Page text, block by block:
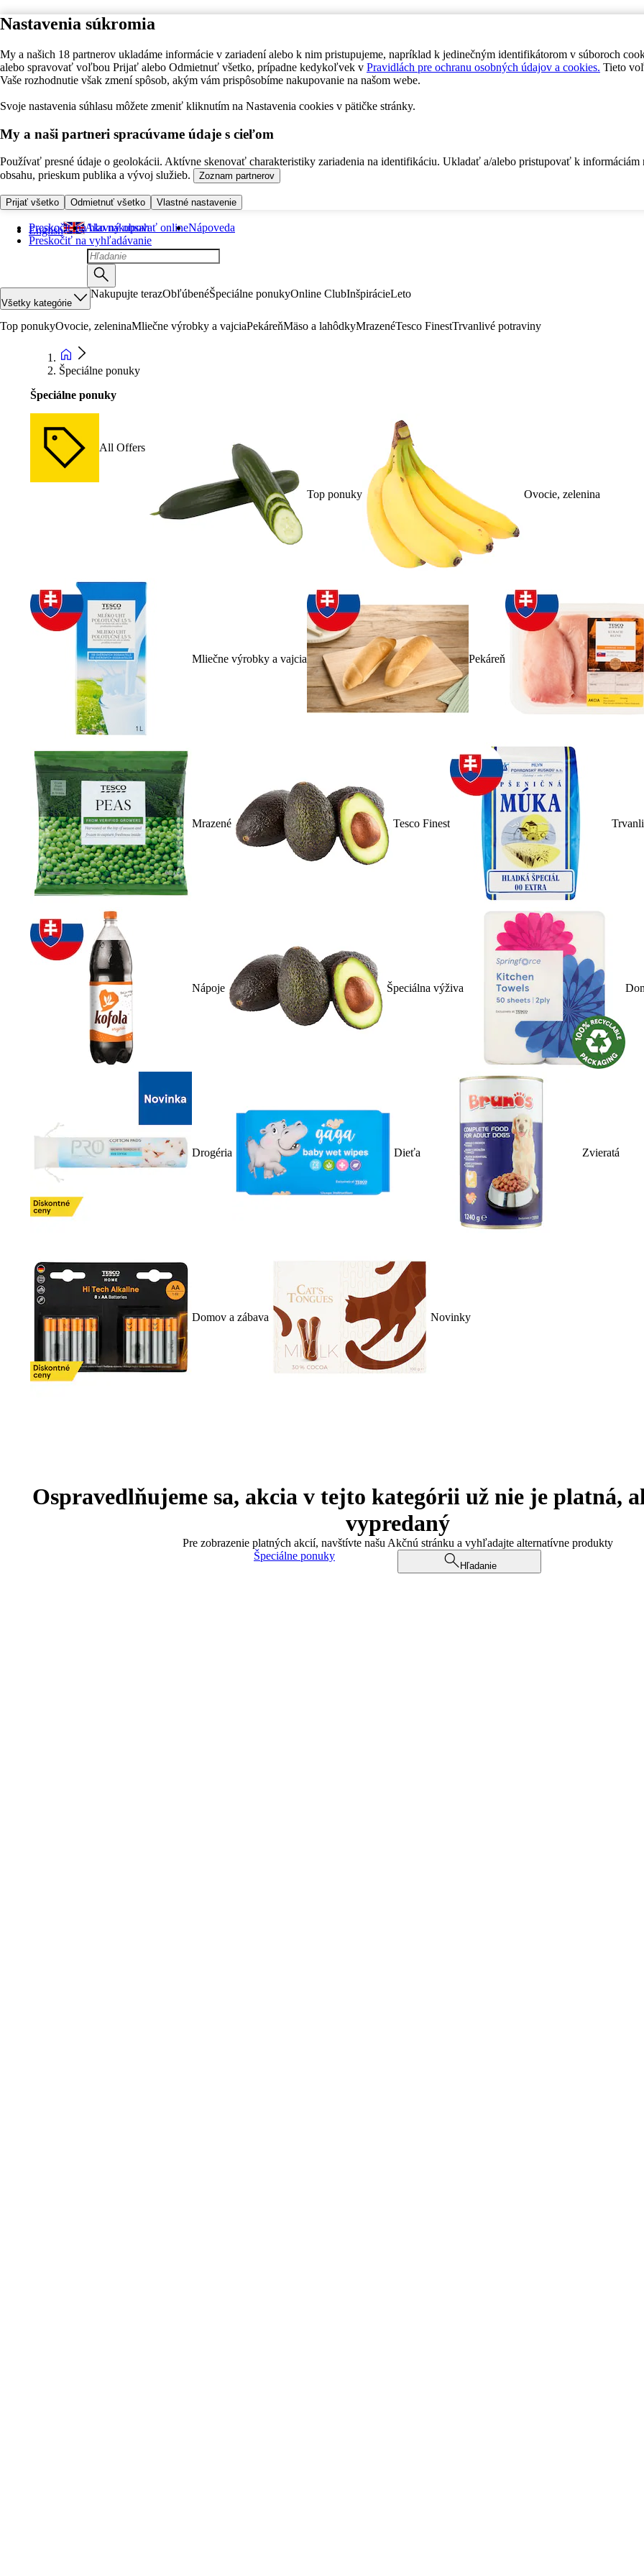
Nastavenia súkromia
My a našich 18 partnerov ukladáme informácie v zariadení alebo k nim pristupujeme, napríklad k jedinečným identifikátorom v súboroch
alebo spravovať voľbou Prijať alebo Odmietnuť všetko, prípadne kedykoľvek v Pravidlách pre ochranu osobných údajov a cookies. Tieto
Vaše rozhodnutie však zmení spôsob, akým vám prispôsobíme nakupovanie na našom webe.
Svoje nastavenia súhlasu môžete zmeniť kliknutím na Nastavenia cookies v pätičke stránky.
My a naši partneri spracúvame údaje s cieľom
Používať presné údaje o geolokácii. Aktívne skenovať charakteristiky zariadenia na identifikáciu. Ukladať a/alebo pristupovať k informáciám
obsahu, prieskum publika a vývoj služieb.
Zoznam partnerov
Prijať všetko Odmietnuť všetko Vlastné nastavenie
Preskočiť na hlavný obsah
Preskočiť na vyhľadávanie
English Ako nakupovať onlineNápoveda
Všetky kategórie
Nakupujte terazObľúbenéŠpeciálne ponukyOnline ClubInšpirácieLeto
Top ponukyOvocie, zeleninaMliečne výrobky a vajciaPekáreňMäso a lahôdkyMrazenéTesco FinestTrvanlivé potraviny
Špeciálne ponuky
Špeciálne ponuky
All Offers
Top ponuky Ovocie, zelenina
Mliečne výrobky a vajcia Pekáreň
Mrazené Tesco Finest
Nápoje Špeciálna výživa
Drogéria Dieťa Zvieratá
Domov a zábava Novinky
Ospravedlňujeme sa, akcia v tejto kategórii už nie je platná,
vypredaný
Pre zobrazenie platných akcií, navštívte našu Akčnú stránku a vyhľadajte alternatívne produkty
Špeciálne ponuky
Hľadanie